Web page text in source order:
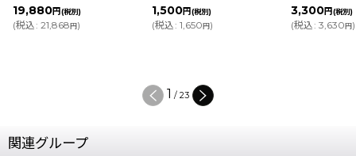
19,880円(税別)
(税込: 21,868円)
1,500円(税別)
(税込: 1,650円)
3,300円(税別)
(税込: 3,630円)
1 / 23
関連グループ